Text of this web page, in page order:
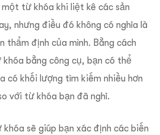
từ khóa khi liệt kê các sản
nhưng điều đó không có nghĩa là
thẩm định của mình. Bằng cách
bằng công cụ, bạn có thể
có khối lượng tìm kiếm nhiều hơn
với từ khóa bạn đã nghĩ.
sẽ giúp bạn xác định các biến